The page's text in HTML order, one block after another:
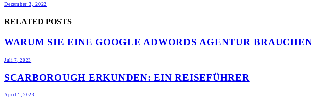
Dezember 3, 2022
RELATED POSTS
WARUM SIE EINE GOOGLE ADWORDS AGENTUR BRAUCHEN
Juli 7, 2023
SCARBOROUGH ERKUNDEN: EIN REISEFÜHRER
April 1, 2023